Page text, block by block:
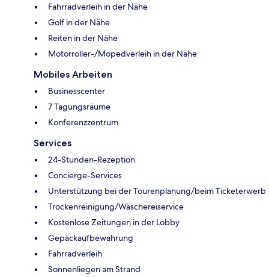
Fahrradverleih in der Nähe
Golf in der Nähe
Reiten in der Nähe
Motorroller-/Mopedverleih in der Nähe
Mobiles Arbeiten
Businesscenter
7 Tagungsräume
Konferenzzentrum
Services
24-Stunden-Rezeption
Concierge-Services
Unterstützung bei der Tourenplanung/beim Ticketerwerb
Trockenreinigung/Wäschereiservice
Kostenlose Zeitungen in der Lobby
Gepäckaufbewahrung
Fahrradverleih
Sonnenliegen am Strand